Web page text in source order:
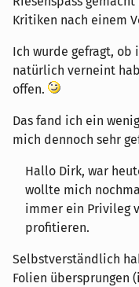
Kritiken nach einem
Ich wurde gefragt, ob
natürlich verneint
offen.
Das fand ich ein
mich dennoch sehr
Hallo Dirk, war
wollte mich
immer ein Privileg
profitieren.
Selbstverständlich
Folien übersprungen